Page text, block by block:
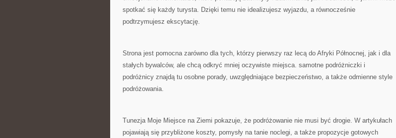
spotkać się każdy turysta. Dzięki temu nie idealizujesz wyjazdu, a równocześnie
podtrzymujesz ekscytację.
Strona jest pomocna zarówno dla tych, którzy pierwszy raz lecą do Afryki Północnej, jak i dla
stałych bywalców, ale chcą odkryć mniej oczywiste miejsca. samotne podróżniczki i
podróżnicy znajdą tu osobne porady, uwzględniające bezpieczeństwo, a także odmienne style
podróżowania.
Tunezja Moje Miejsce na Ziemi pokazuje, że podróżowanie nie musi być drogie. W artykułach
pojawiają się przybliżone koszty, pomysły na tanie noclegi, a także propozycje gotowych